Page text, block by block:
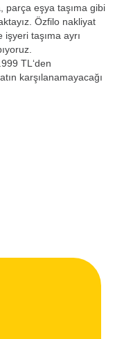
parça eşya taşıma gibi
Özfilo nakliyat
işyeri taşıma ayrı
TL‘den
karşılanamayacağı